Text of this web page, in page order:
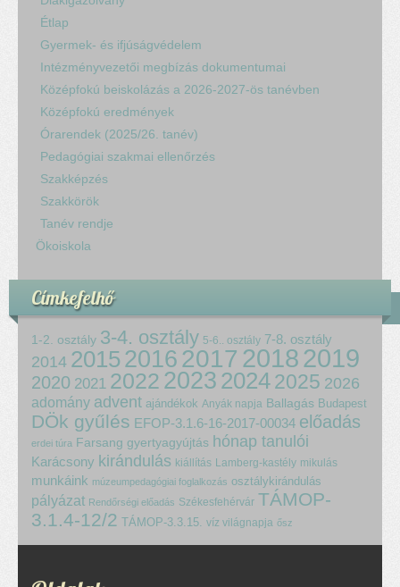
Étlap
Gyermek- és ifjúságvédelem
Intézményvezetői megbízás dokumentumai
Középfokú beiskolázás a 2026-2027-ös tanévben
Középfokú eredmények
Órarendek (2025/26. tanév)
Pedagógiai szakmai ellenőrzés
Szakképzés
Szakkörök
Tanév rendje
Ökoiskola
Címkefelhő
1-2. osztály 3-4. osztály 5-6.. osztály 7-8. osztály
2014 2015 2016 2017 20182019
2020 2021 2022 2023 20242025 2026
adomány advent ajándékok Anyák napja Ballagás Budapest
DÖk gyűlés EFOP-3.1.6-16-2017-00034 előadás
erdei túra Farsang gyertyagyújtás hónap tanulói
Karácsony kirándulás kiállítás Lamberg-kastély mikulás
munkáink múzeumpedagógiai foglalkozás osztálykirándulás
pályázat Rendőrségi előadás Székesfehérvár TÁMOP-
3.1.4-12/2 TÁMOP-3.3.15. víz világnapja ősz